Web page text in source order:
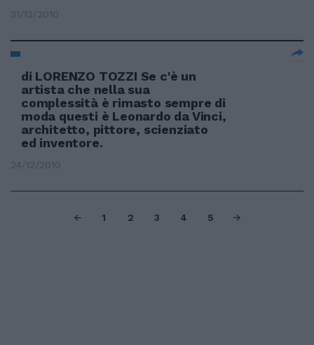
31/12/2010
di LORENZO TOZZI Se c'è un
artista che nella sua
complessità è rimasto sempre di
moda questi è Leonardo da Vinci,
architetto, pittore, scienziato
ed inventore.
24/12/2010
1 2 3 4 5